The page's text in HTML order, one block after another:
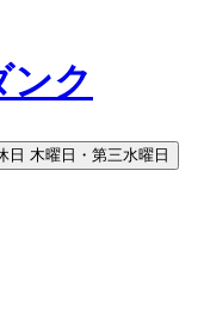
木曜日・第三水曜日